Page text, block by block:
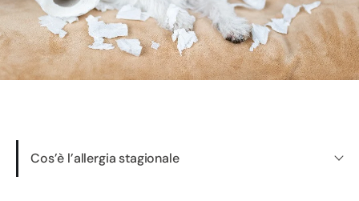
Cos’è l’allergia stagionale